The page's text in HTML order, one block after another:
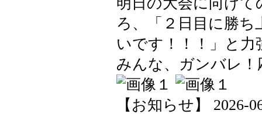
ろ、「２日目に勝
いです！！！」と
みんな、ガンバレ
【お知らせ】 2026-